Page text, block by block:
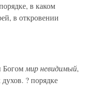
в каком
в откровении
Богом мир невидимый,
? порядке